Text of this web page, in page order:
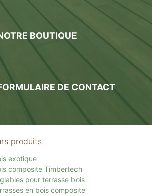
BOUTIQUE
DE CONTACT
produits
exotique
composite Timbertech
pour terrasse bois
en bois composite